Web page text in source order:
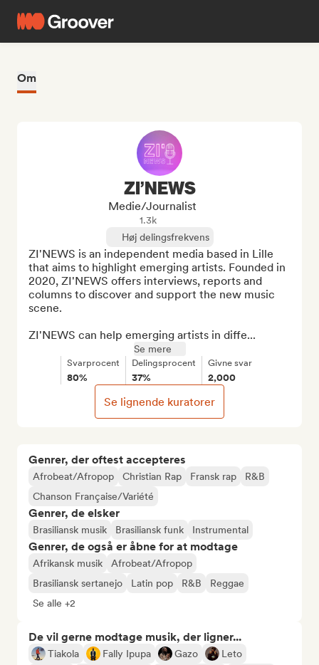
Om
Genrer, der oftest accepteres
Afrobeat/Afropop Christian Rap Fransk rap
R&B
Chanson Française/Variété
Genrer, de elsker
Brasiliansk musik Brasiliansk funk Instrumental
Genrer, de også er åbne for at modtage
Afrikansk musik
Afrobeat/Afropop
Brasiliansk sertanejo
Latin pop R&B
Reggae
Se alle +2
De vil gerne modtage musik, der ligner...
Tiakola Fally Ipupa Gazo
Leto
ZI’NEWS
Medie/journalist
1.3k
Høj delingsfrekvens
ZI'NEWS is an independent media based in Lille
that aims to highlight emerging artists. Founded in
2020, ZI'NEWS offers interviews, reports and
columns to discover and support the new music
scene.
ZI'NEWS can help emerging artists in diffe...
Se mere
Svarprocent
80%
Delingsprocent
37%
Givne svar
2,000
Se lignende kuratorer